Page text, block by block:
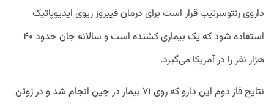
داروی رنتوسرتیب قرار است برای درمان فیبروز ریوی ایدیوپاتیک
استفاده شود که یک بیماری کشنده‌ است و سالانه جان حدود ۴۰
هزار نفر را در آمریکا می‌گیرد.
نتایج فاز دوم این دارو که روی ۷۱ بیمار در چین انجام شد و در ژوئن